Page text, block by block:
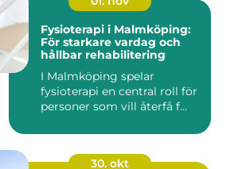
Fysioterapi i Malmköping:
För starkare vardag och
hållbar rehabilitering
I Malmköping spelar
fysioterapi en central roll för
personer som vill återfå f...
30. okt